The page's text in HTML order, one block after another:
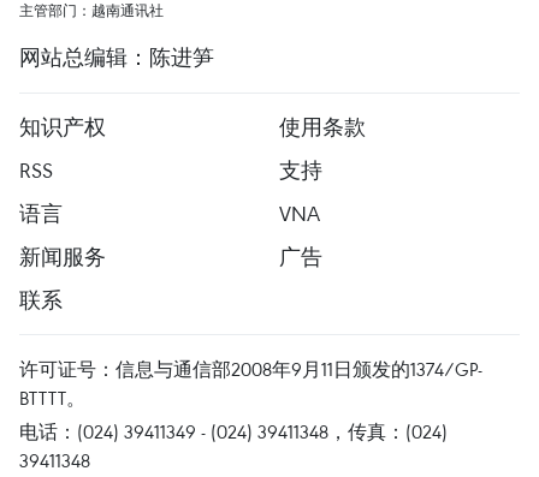
主管部门：越南通讯社
网站总编辑：陈进笋
知识产权
使用条款
RSS
支持
语言
VNA
新闻服务
广告
联系
许可证号：信息与通信部2008年9月11日颁发的1374/GP-
BTTTT。
电话：(024) 39411349 - (024) 39411348，传真：(024)
39411348